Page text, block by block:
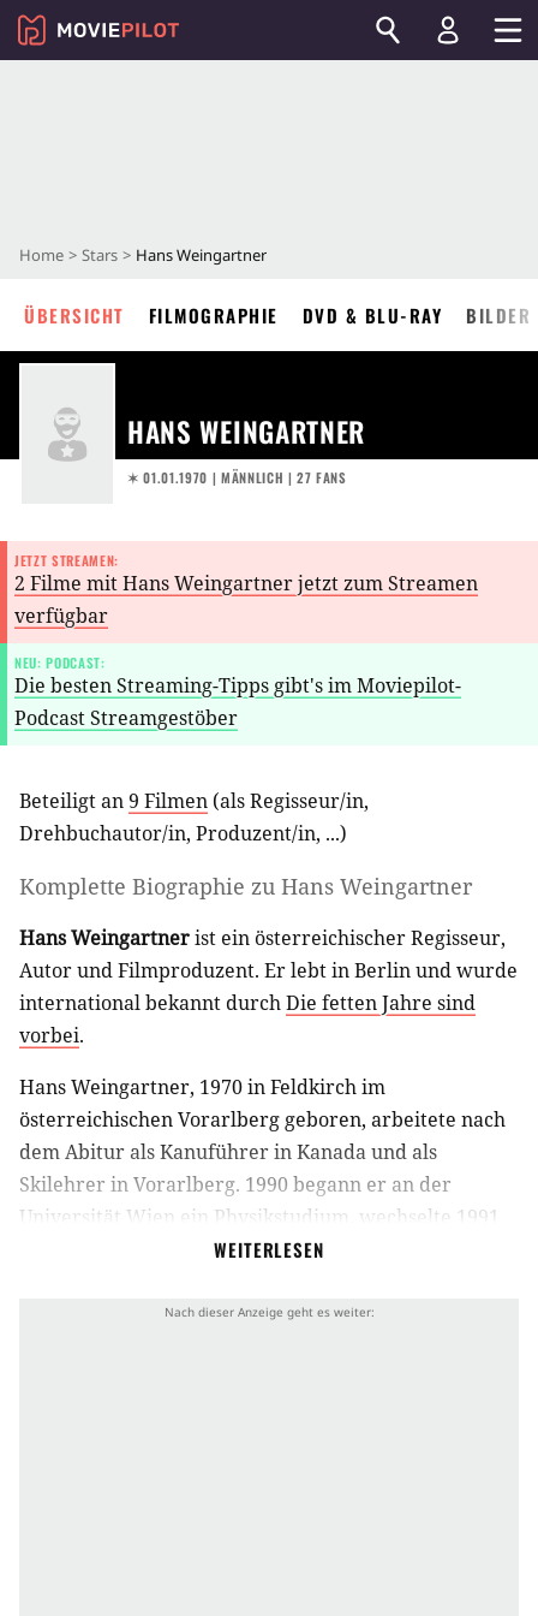
Home Stars Hans Weingartner
ÜBERSICHT FILMOGRAPHIE DVD & BLU-RAY BILDER
HANS WEINGARTNER
✶ 01.01.1970 | MÄNNLICH | 27 FANS
JETZT STREAMEN:
2 Filme mit Hans Weingartner jetzt zum Streamen
verfügbar
NEU: PODCAST:
Die besten Streaming-Tipps gibt's im Moviepilot-
Podcast Streamgestöber
Beteiligt an9 Filmen (alsRegisseur/in,
Drehbuchautor/in, Produzent/in, ...)
Komplette Biographie zu Hans Weingartner
Hans Weingartnerist ein österreichischer Regisseur,
Autor und Filmproduzent. Er lebt in Berlin und wurde
international bekannt durchDie fetten Jahre sind
vorbei.
Hans Weingartner, 1970 in Feldkirch im
österreichischen Vorarlberg geboren, arbeitete nach
dem Abitur als Kanuführer in Kanada und als
Skilehrer in Vorarlberg. 1990 begann er an der
Universität Wien ein Physikstudium, wechselte 1991
zum Studium der Gehirnforschung in Wien und in die
Universität Berlin, wo er 1997 seinen Diplom-
WEITERLESEN